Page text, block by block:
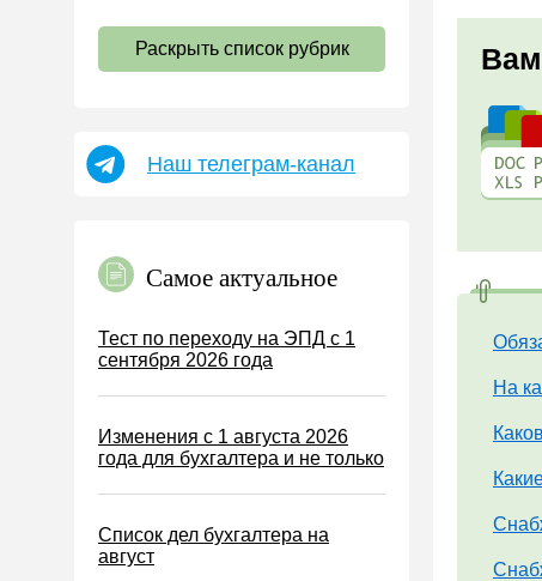
Страховые взносы 2026
УСН
Земельный налог
Налог на рекламу
Торговый сбор
Туристический налог
Водный налог
Раскрыть список рубрик
Наш телеграм-канал
Самое актуальное
Тест по переходу на ЭПД с 1
сентября 2026 года
Изменения с 1 августа 2026
года для бухгалтера и не только
Список дел бухгалтера на
август
На